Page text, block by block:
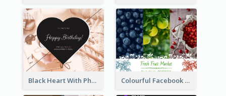
Black Heart With Photo Birthday Facebook Post Colourful Facebook Post About Fruit Market With Photos